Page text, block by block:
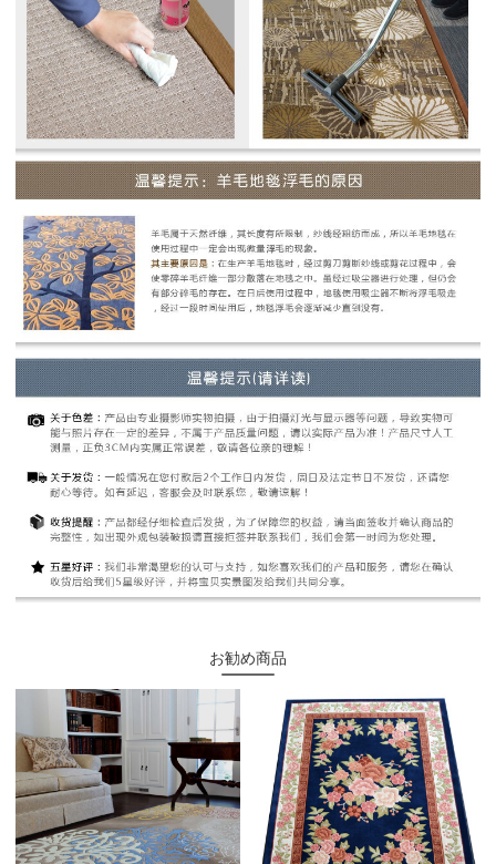
お勧め商品